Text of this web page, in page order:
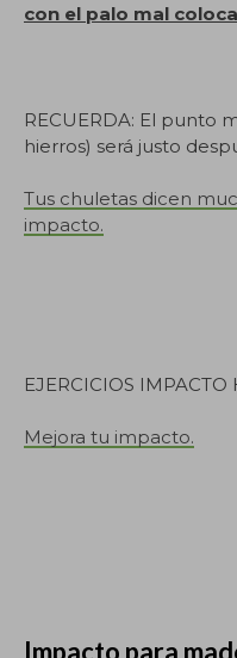
con el palo mal
RECUERDA: El punto
hierros) será justo
Tus chuletas dicen
impacto.
EJERCICIOS IMPACTO
Mejora tu impacto.